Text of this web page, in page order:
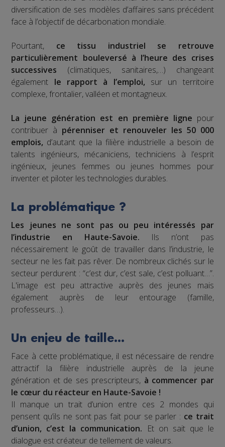
diversification de ses modèles d’affaires sans précédent
face à l’objectif de décarbonation mondiale.
Pourtant, ce tissu industriel se retrouve
particulièrement bouleversé à l’heure des crises
successives (climatiques, sanitaires,…) changeant
également le rapport à l’emploi, sur un territoire
complexe, frontalier, valléen et montagneux.
La jeune génération est en première ligne pour
contribuer à pérenniser et renouveler les 50 000
emplois, d’autant que la filière industrielle a besoin de
talents ingénieurs, mécaniciens, techniciens à l’esprit
ingénieux, jeunes femmes ou jeunes hommes pour
inventer et piloter les technologies durables.
La problématique ?
Les jeunes ne sont pas ou peu intéressés par
l’industrie en Haute-Savoie. Ils n’ont pas
nécessairement le goût de travailler dans l’industrie, le
secteur ne les fait pas rêver. De nombreux clichés sur le
secteur perdurent : “c’est dur, c’est sale, c’est polluant…”.
L'image est peu attractive auprès des jeunes mais
également auprès de leur entourage (famille,
professeurs…).
Un enjeu de taille…
Face à cette problématique, il est nécessaire de rendre
attractif la filière industrielle auprès de la jeune
génération et de ses prescripteurs, à commencer par
le cœur du réacteur en Haute-Savoie !
Il manque un trait d’union entre ces 2 mondes qui
pensent qu’ils ne sont pas fait pour se parler : ce trait
d’union, c’est la communication. Et on sait que le
dialogue est créateur de tellement de valeurs.